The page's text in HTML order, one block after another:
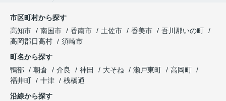
市区町村から探す
高知市
南国市 香南市 土佐市 香美市
吾川郡いの町
高岡郡日高村
須崎市
町名から探す
鴨部
朝倉 介良 神田 大そね 瀬戸東町
高岡町
福井町
十津
桟橋通
沿線から探す